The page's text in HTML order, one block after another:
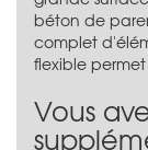
béton de
complet
flexible
Vous